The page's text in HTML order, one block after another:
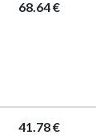
68.64 €
41.78 €